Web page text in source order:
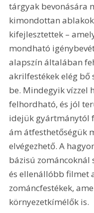
tárgyak bevonására
kimondottan
kifejlesztettek –
mondható
alapszín általában
akrilfestékek elég bő
be. Mindegyik vízzel
felhordható, és jól
idejük gyártmánytól
ám átfesthetőségük
elvégezhető. A
bázisú zománcoknál
és ellenállóbb filmet
zománcfestékek,
környezetkímélők is.